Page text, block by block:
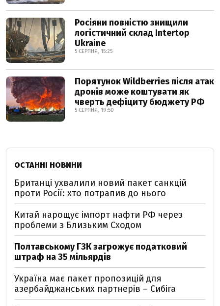
Росіяни повністю знищили
логістичний склад Intertop
Ukraine
5 СЕРПНЯ, 15:25
Порятунок Wildberries після атак
дронів може коштувати як
чверть дефіциту бюджету РФ
5 СЕРПНЯ, 19:50
ОСТАННІ НОВИНИ
Британці ухвалили новий пакет санкцій
проти Росії: хто потрапив до нього
Китай нарощує імпорт нафти РФ через
проблеми з Близьким Сходом
Полтавському ГЗК загрожує податковий
штраф на 35 мільярдів
Україна має пакет пропозицій для
азербайджанських партнерів – Сибіга